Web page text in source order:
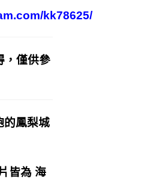
kk78625/
，僅供參
鳳梨城
皆為海